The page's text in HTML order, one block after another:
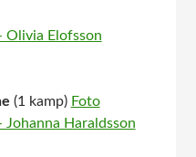
Olivia Elofsson
(1 kamp) Foto
Johanna Haraldsson